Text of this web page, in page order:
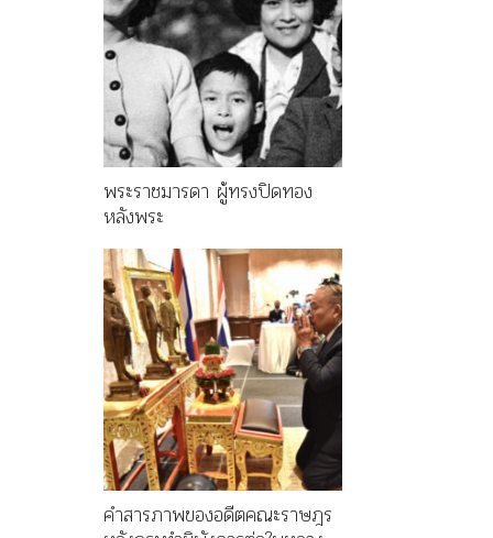
พระราชมารดา ผู้ทรงปิดทอง
หลังพระ
คำสารภาพของอดีตคณะราษฎร